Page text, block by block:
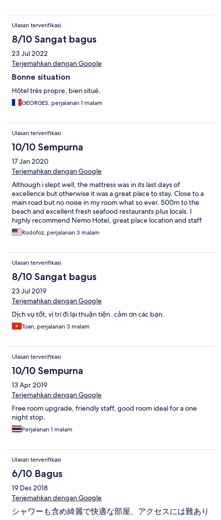
Ulasan terverifikasi
8/10 Sangat bagus
23 Jul 2022
Terjemahkan dengan Google
Bonne situation
Hôtel très propre, bien situé.
GEORGES, perjalanan 1 malam
Ulasan terverifikasi
10/10 Sempurna
17 Jan 2020
Terjemahkan dengan Google
Although i slept well, the mattress was in its last days of
excellence but otherwise it was a great place to stay. Close to a
main road but no noise in my room what so ever. 500m to the
beach and excellent fresh seafood restaurants plus locals. I
highly recommend Nemo Hotel, great place location and staff
Rodofoz, perjalanan 3 malam
Ulasan terverifikasi
8/10 Sangat bagus
23 Jul 2019
Terjemahkan dengan Google
Dịch vụ tốt, vị trí đi lại thuận tiện..cảm ơn các bạn.
Toan, perjalanan 3 malam
Ulasan terverifikasi
10/10 Sempurna
13 Apr 2019
Terjemahkan dengan Google
Free room upgrade, friendly staff, good room ideal for a one
night stop.
Perjalanan 1 malam
Ulasan terverifikasi
6/10 Bagus
19 Des 2018
Terjemahkan dengan Google
シャワーも含め綺麗で快適な部屋、アクセスには難あり